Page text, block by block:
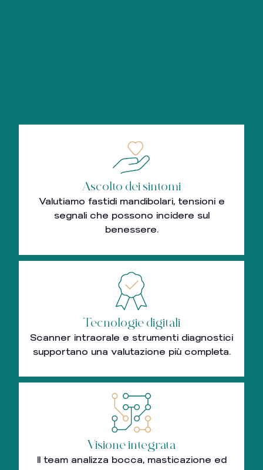
Ascolto dei sintomi
Valutiamo fastidi mandibolari, tensioni e
segnali che possono incidere sul
benessere.
Tecnologie digitali
Scanner intraorale e strumenti diagnostici
supportano una valutazione più completa.
Visione integrata
Il team analizza bocca, masticazione ed